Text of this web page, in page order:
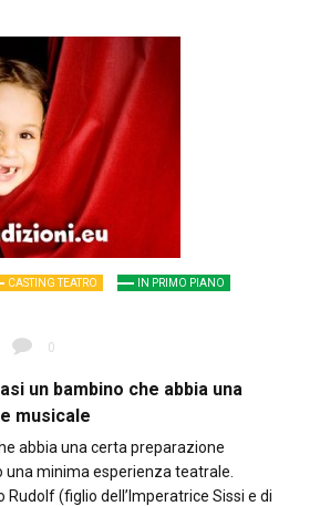
CASTING TEATRO
IN PRIMO PIANO
0
un bambino che abbia una
musicale
abbia una certa preparazione
minima esperienza teatrale.
Rudolf (figlio dell’Imperatrice Sissi e di